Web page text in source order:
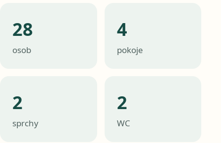
28
osob
4
pokoje
2
sprchy
2
WC